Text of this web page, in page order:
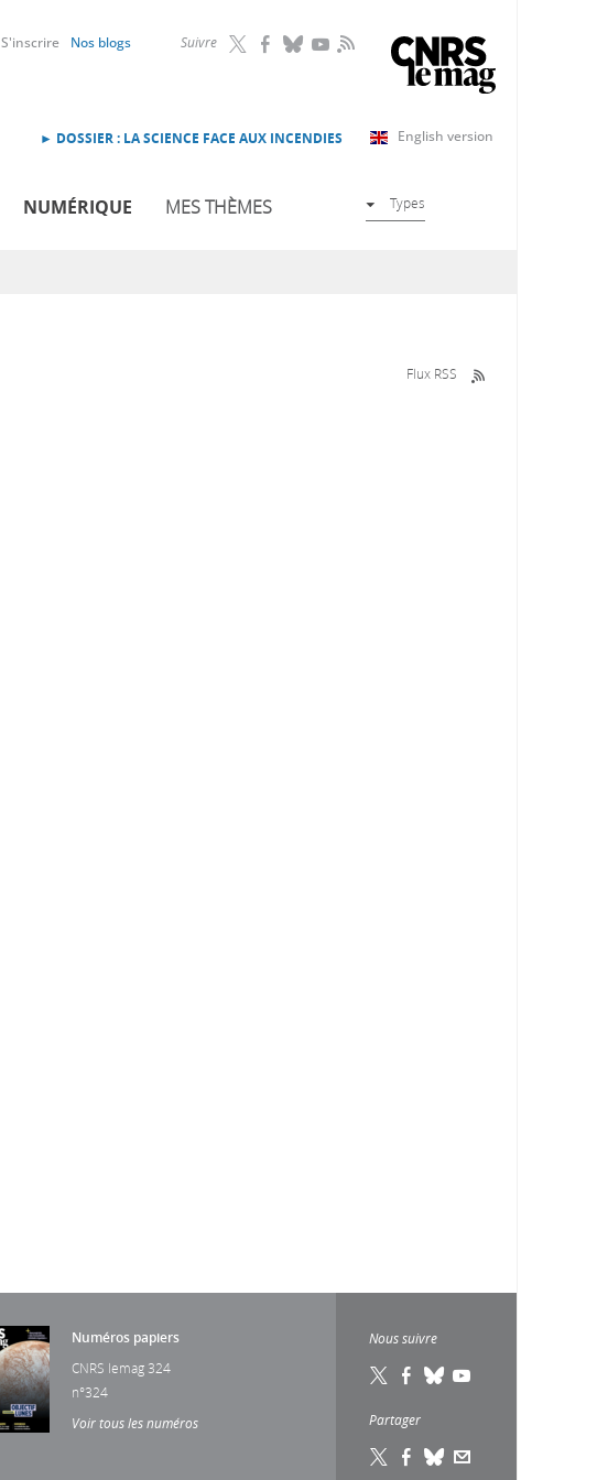
Suivre RSS
S'inscrire Nos blogs
English version
► DOSSIER : LA SCIENCE FACE AUX INCENDIES
NUMÉRIQUE MES THÈMES Types
Flux RSS
Numéros papiers
CNRS lemag 324
n°324
Voir tous les numéros
Nous suivre
Partager